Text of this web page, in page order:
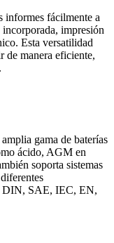
informes fácilmente a
impresión
Esta versatilidad
de manera eficiente,
gama de baterías
ácido, AGM en
soporta sistemas
DIN, SAE, IEC, EN,